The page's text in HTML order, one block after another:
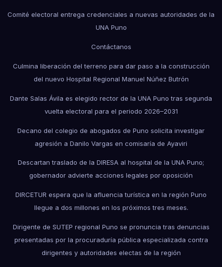
Comité electoral entrega credenciales a nuevas autoridades de la
UNA Puno
Contáctanos
Culmina liberación del terreno para dar paso a la construcción
del nuevo Hospital Regional Manuel Núñez Butrón
Dante Salas Ávila es elegido rector de la UNA Puno tras segunda
vuelta electoral para el periodo 2026–2031
Decano del colegio de abogados de Puno solicita investigar
agresión a Danilo Vargas en comisaría de Ayaviri
Descartan traslado de la DIRESA al hospital de la UNA Puno;
gobernador advierte acciones legales por oposición
DIRCETUR espera que la afluencia turística en la región Puno
llegue a dos millones en los próximos tres meses.
Dirigente de SUTEP regional Puno se pronuncia tras denuncias
presentadas por la procuraduría pública especializada contra
dirigentes y autoridades electas de la región